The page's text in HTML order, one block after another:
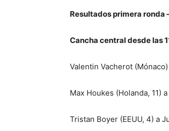
Resultados primera ronda
Cancha central desde las
Valentin Vacherot
Max Houkes (Holanda, 11)
Tristan Boyer (EEUU, 4) a